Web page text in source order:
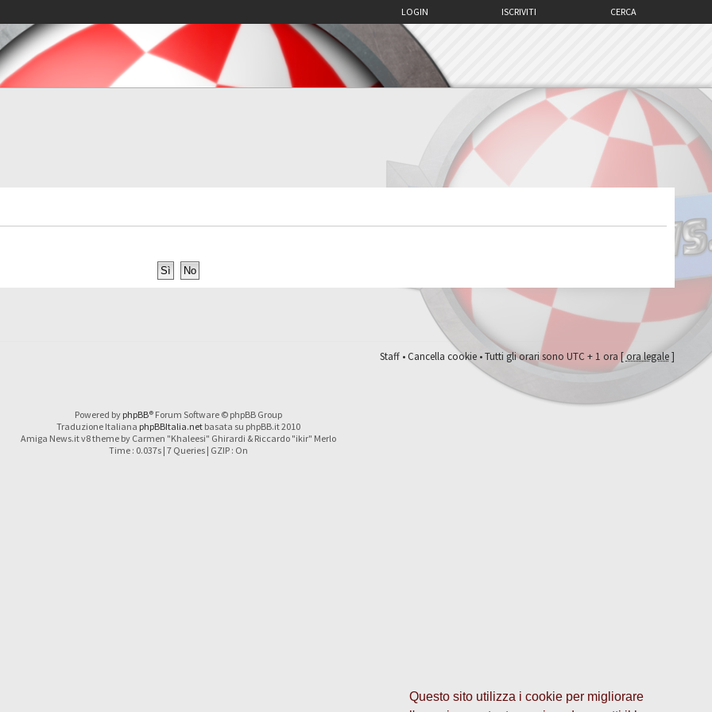
Questo sito utilizza i cookie per migliorare
CERCA
ISCRIVITI
LOGIN
Staff•Cancella cookie• Tutti gli orari sono UTC + 1 ora [ora legale]
Powered by phpBB® Forum Software © phpBB Group
Traduzione Italiana phpBBItalia.netbasata su phpBB.it 2010
Amiga News.it v8 theme by Carmen "Khaleesi" Ghirardi & Riccardo "ikir" Merlo
Time : 0.037s | 7 Queries | GZIP : On